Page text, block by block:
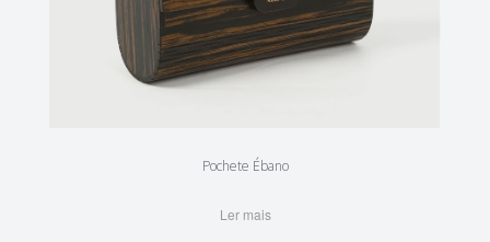
Pochete Ébano
Ler mais